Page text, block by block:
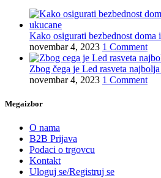
Kako osigurati bezbednost doma
novembar 4, 2023 1 Comment
Zbog čega je Led rasveta
novembar 4, 2023 1 Comment
Megaizbor
O nama
B2B Prijava
Podaci o trgovcu
Kontakt
Uloguj se/Registruj se